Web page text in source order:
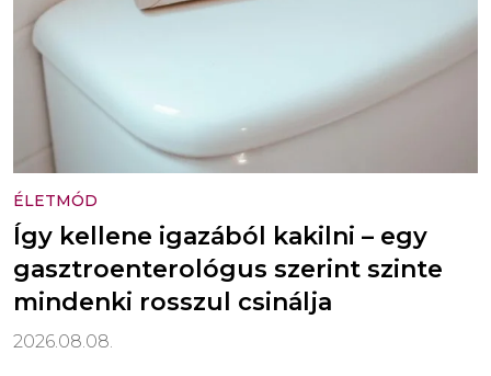
ÉLETMÓD
Így kellene igazából kakilni – egy
gasztroenterológus szerint szinte
mindenki rosszul csinálja
2026.08.08.